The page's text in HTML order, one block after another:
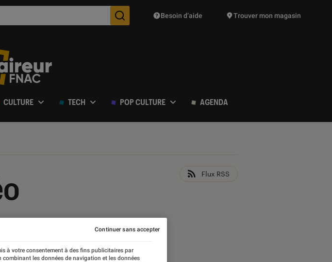
Des suggestions de produits vont vous être proposées
Besoin d’aide Trouver mon magasin
CULTURE TECH POP CULTURE AGENDA
Flux RSS
à votre consentement à des fins publicitaires par
les données de navigation et les données
Continuer sans accepter